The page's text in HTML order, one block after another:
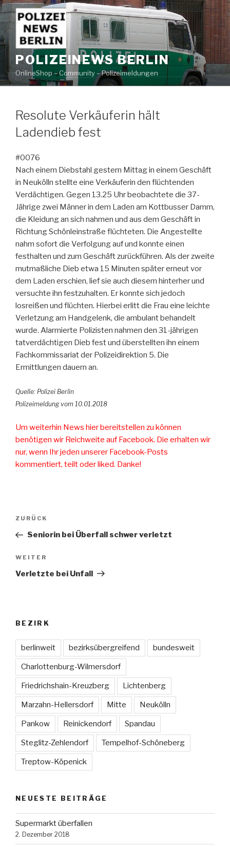
Zum
Inhalt
springen
POLIZEINEWS BERLIN
OnlineShop – Community – Polizeimeldungen
Resolute Verkäuferin hält
Ladendieb fest
#0076
Nach einem Diebstahl gestern Mittag in einem Geschäft
in Neukölln stellte eine Verkäuferin den flüchtenden
Verdächtigen. Gegen 13.25 Uhr beobachtete die 37-
Jährige zwei Männer in dem Laden am Kottbusser Damm,
die Kleidung an sich nahmen und aus dem Geschäft in
Richtung Schönleinstraße flüchteten. Die Angestellte
nahm sofort die Verfolgung auf und konnte einen
festhalten und zum Geschäft zurückführen. Als der zweite
mutmaßliche Dieb etwa 15 Minuten später erneut vor
dem Laden erschien, lief sie auch diesem hinterher und
versuchte ihn festzuhalten. Er konnte sich jedoch
losreißen und flüchten. Hierbei erlitt die Frau eine leichte
Verletzung am Handgelenk, die ambulant behandelt
wurde. Alarmierte Polizisten nahmen den 31-jährigen
tatverdächtigen Dieb fest und überstellten ihn einem
Fachkommissariat der Polizeidirektion 5. Die
Ermittlungen dauern an.
Quelle: Polizei Berlin
Polizeimeldung vom 10.01.2018
Um weiterhin News hier bereitstellen zu können
benötigen wir Reichweite auf Facebook. Die erhalten wir
nur, wenn Ihr jeden unserer Facebook-Posts
kommentiert, teilt oder liked. Danke!
Beitragsnavigation
Vorheriger
Beitrag
ZURÜCK
Seniorin bei Überfall schwer verletzt
Nächster
Beitrag
WEITER
Verletzte bei Unfall
BEZIRK
berlinweit bezirksübergreifend bundesweit
Charlottenburg-Wilmersdorf
Friedrichshain-Kreuzberg Lichtenberg
Marzahn-Hellersdorf Mitte Neukölln
Pankow Reinickendorf Spandau
Steglitz-Zehlendorf Tempelhof-Schöneberg
Treptow-Köpenick
NEUESTE BEITRÄGE
Supermarkt überfallen
2. Dezember 2018